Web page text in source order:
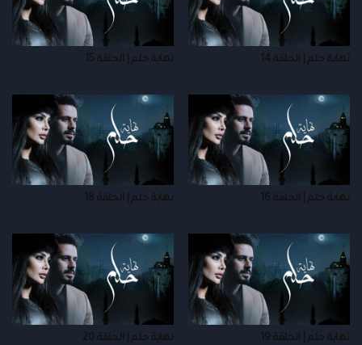
نهاية حلم | الحلقة 14 نهاية حلم | الحلقة 15
نهاية حلم | الحلقة 16 نهاية حلم | الحلقة 18
نهاية حلم | الحلقة 19 نهاية حلم | الحلقة 20